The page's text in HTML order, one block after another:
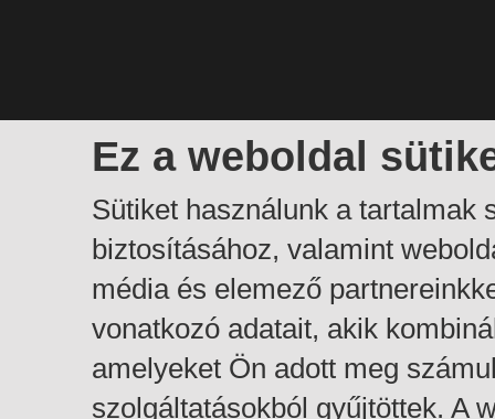
Ez a weboldal
Sütiket használunk a tartalmak
biztosításához, valamint
média és elemező
vonatkozó adatait, akik
amelyeket Ön adott meg
szolgáltatásokból gyűjtöttek. A